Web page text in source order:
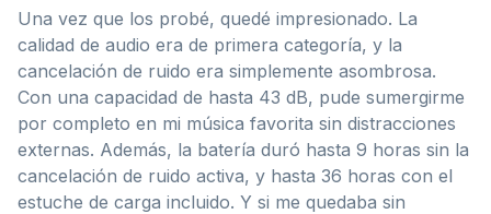
Una vez que los probé, quedé impresionado. La
calidad de audio era de primera categoría, y la
cancelación de ruido era simplemente asombrosa.
Con una capacidad de hasta 43 dB, pude sumergirme
por completo en mi música favorita sin distracciones
externas. Además, la batería duró hasta 9 horas sin la
cancelación de ruido activa, y hasta 36 horas con el
estuche de carga incluido. Y si me quedaba sin